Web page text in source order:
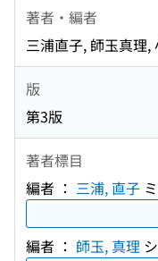
著者・編者
三浦直子, 師玉真理,
版
第3版
著者標目
編者 ： 三浦, 直子
編者 ： 師玉, 真理